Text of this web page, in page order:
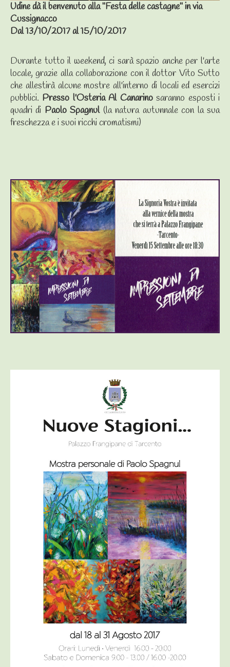
Udine dà il benvenuto alla "Festa delle castagne" in via
Cussignacco
Dal 13/10/2017 al 15/10/2017
Durante tutto il weekend, ci sarà spazio anche per l'arte
locale, grazie alla collaborazione con il dottor Vito Sutto
che allestirà alcune mostre all'interno di locali ed esercizi
pubblici. Presso l'Osteria Al Canarinosaranno esposti i
quadri di Paolo Spagnul(la natura autunnale con la sua
freschezza e i suoi ricchi cromatismi)